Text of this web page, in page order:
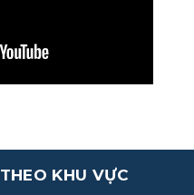
THEO KHU VỰC